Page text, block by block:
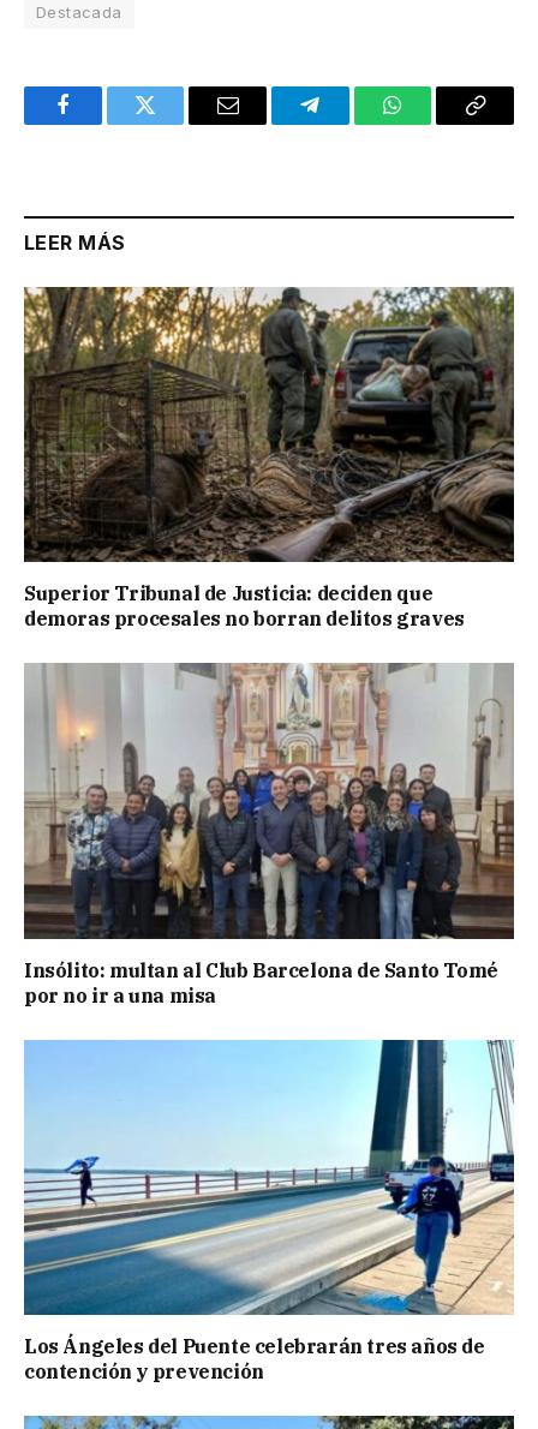
Destacada
FacebookTwitter Email TelegramWhatsAppCopy
LEER MÁS
Superior Tribunal de Justicia: deciden que
demoras procesales no borran delitos graves
Insólito: multan al Club Barcelona de Santo Tomé
por no ir a una misa
Los Ángeles del Puente celebrarán tres años de
contención y prevención